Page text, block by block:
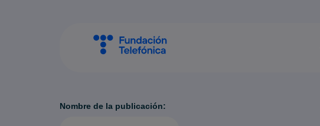
Nombre de la publicación: